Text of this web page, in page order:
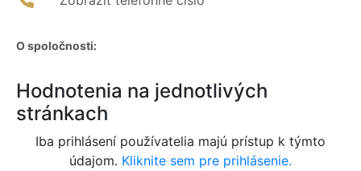
O spoločnosti:
Hodnotenia na jednotlivých
stránkach
Iba prihlásení používatelia majú prístup k týmto
údajom. Kliknite sem pre prihlásenie.